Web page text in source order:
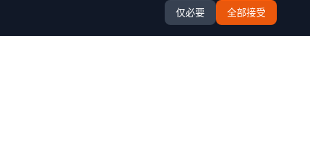
仅必要 全部接受